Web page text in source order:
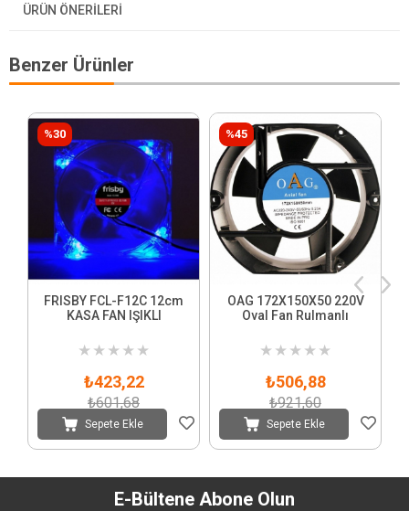
ÜRÜN ÖNERILERI
Benzer Ürünler
FRISBY FCL-F12C 12cm
KASA FAN IŞIKLI
★ ★ ★ ★ ★
₺423,22
₺601,68
Sepete Ekle
%30
OAG 172X150X50 220V
Oval Fan Rulmanlı
★ ★ ★ ★ ★
₺506,88
₺921,60
Sepete Ekle
%45
E-Bültene Abone Olun